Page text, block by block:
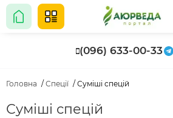
(096) 633-00-33
Головна Спеції Суміші спецій
Суміші спецій